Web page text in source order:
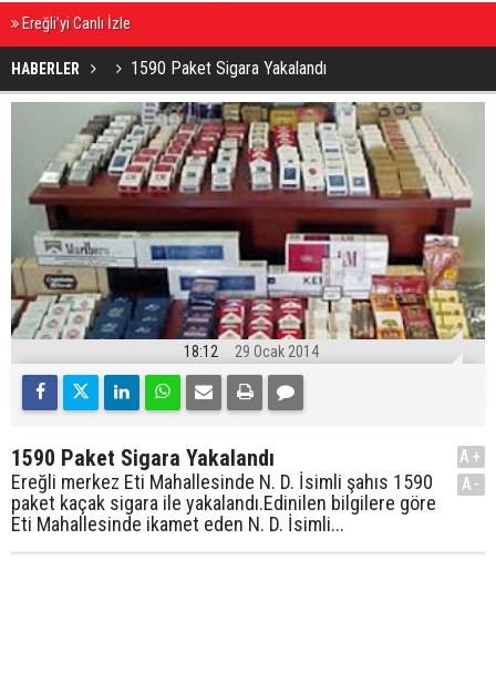
Ereğli’yi Canlı İzle
HABERLER 1590 Paket Sigara Yakalandı
18:12 29 Ocak 2014
1590 Paket Sigara Yakalandı
Ereğli merkez Eti Mahallesinde N. D. İsimli şahıs 1590
paket kaçak sigara ile yakalandı.Edinilen bilgilere göre
Eti Mahallesinde ikamet eden N. D. İsimli...
A+
A-